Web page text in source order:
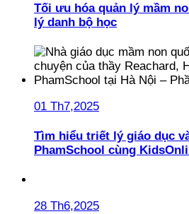
Tối ưu hóa quản lý mầm
lý danh bộ học
01 Th7,2025
Tìm hiểu triết lý giáo dục
PhamSchool cùng
28 Th6,2025